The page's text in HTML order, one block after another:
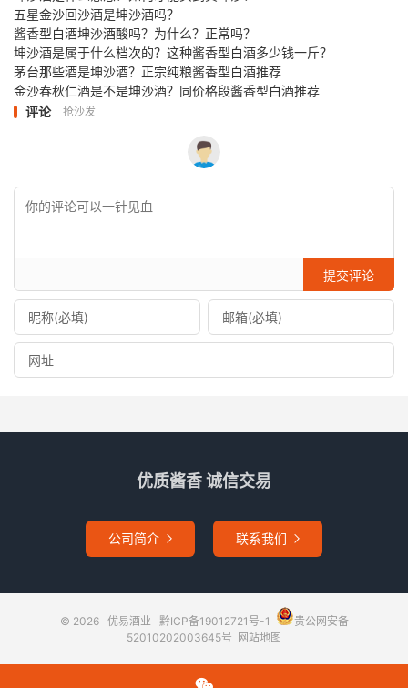
五星金沙回沙酒是坤沙酒吗？
酱香型白酒坤沙酒酸吗？为什么？正常吗？
坤沙酒是属于什么档次的？这种酱香型白酒多少钱一斤？
茅台那些酒是坤沙酒？正宗纯粮酱香型白酒推荐
金沙春秋仁酒是不是坤沙酒？同价格段酱香型白酒推荐
评论
抢沙发
提交评论
优质酱香 诚信交易
公司简介  联系我们 
© 2026 优易酒业 黔ICP备19012721号-1
贵公网安备
52010202003645号 网站地图